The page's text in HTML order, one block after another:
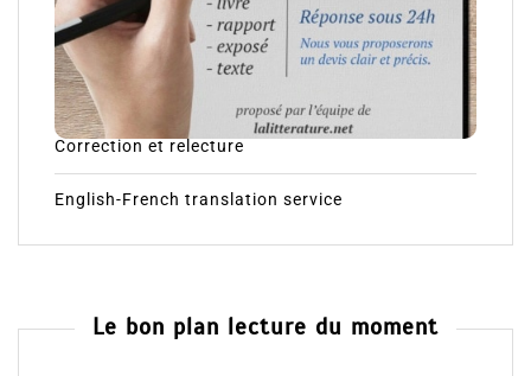
Correction et relecture
English-French translation service
Le bon plan lecture du moment